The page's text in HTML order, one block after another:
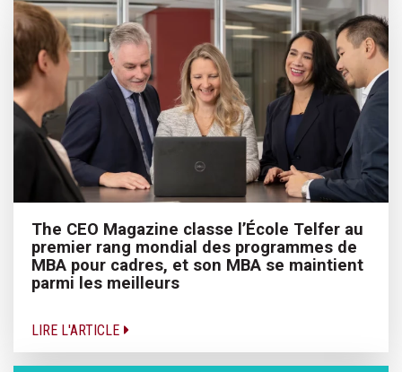
The CEO Magazine classe l’École Telfer au
premier rang mondial des programmes de
MBA pour cadres, et son MBA se maintient
parmi les meilleurs
LIRE L'ARTICLE